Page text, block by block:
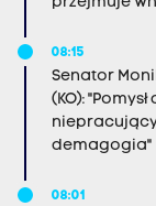
08:15
Senator
(KO):
demagogia"
08:01